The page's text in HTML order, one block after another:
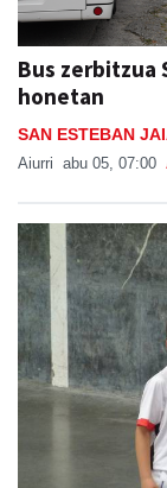
Bus zerbitzua
honetan
SAN ESTEBAN
Aiurri abu 05, 07:00